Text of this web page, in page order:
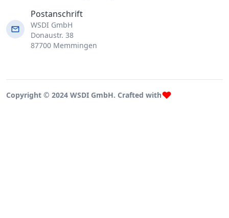
Postanschrift
WSDI GmbH
Donaustr. 38
87700 Memmingen
Copyright © 2024 WSDI GmbH. Crafted with